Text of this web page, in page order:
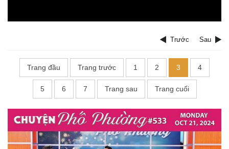
Trước Sau
Trang đầu Trang trước 1 2 3 4
5 6 7 Trang sau Trang cuối